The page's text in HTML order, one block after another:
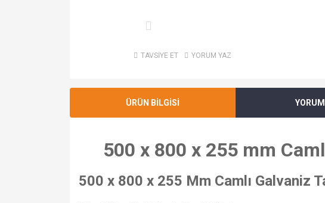
TAVSİYE ET YORUM YAZ
ÜRÜN BİLGİSİ
500 x 800 x 255 mm
500 x 800 x 255 Mm Camlı Galvaniz